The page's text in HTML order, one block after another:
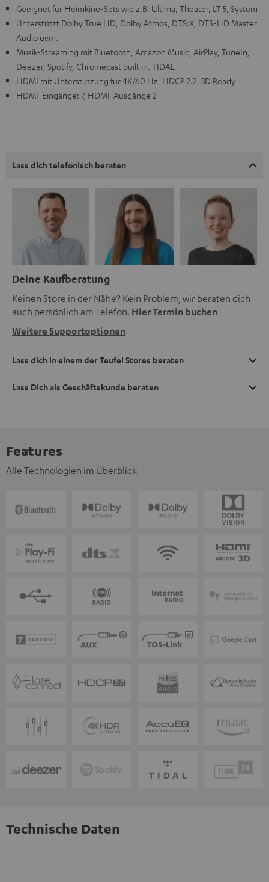
Geeignet für Heimkino-Sets wie z.B. Ultima, Theater, LT 5, System
Unterstützt Dolby True HD, Dolby Atmos, DTS:X, DTS-HD Master
Audio uvm.
Musik-Streaming mit Bluetooth, Amazon Music, AirPlay, TuneIn,
Deezer, Spotify, Chromecast built in, TIDAL
HDMI mit Unterstützung für 4K/60 Hz, HDCP 2.2, 3D Ready
HDMI-Eingänge: 7, HDMI-Ausgänge 2
Lass dich telefonisch beraten
Deine Kaufberatung
Keinen Store in der Nähe? Kein Problem, wir beraten dich
auch persönlich am Telefon. Hier Termin buchen
Weitere Supportoptionen
Lass dich in einem der Teufel Stores beraten
Lass Dich als Geschäftskunde beraten
Features
Alle Technologien im Überblick
Technische Daten